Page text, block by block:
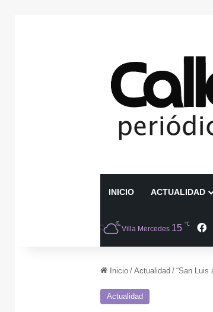
INICIO ACTUALIDAD
Villa Mercedes 15 ℃
Inicio / Actualidad / “San Luis
Actualidad